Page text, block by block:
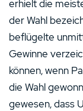
erhielt die
der Wahl
beflügelte
Gewinne
können, wenn
die Wahl
gewesen, dass